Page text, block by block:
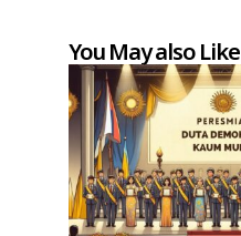
You May also Like